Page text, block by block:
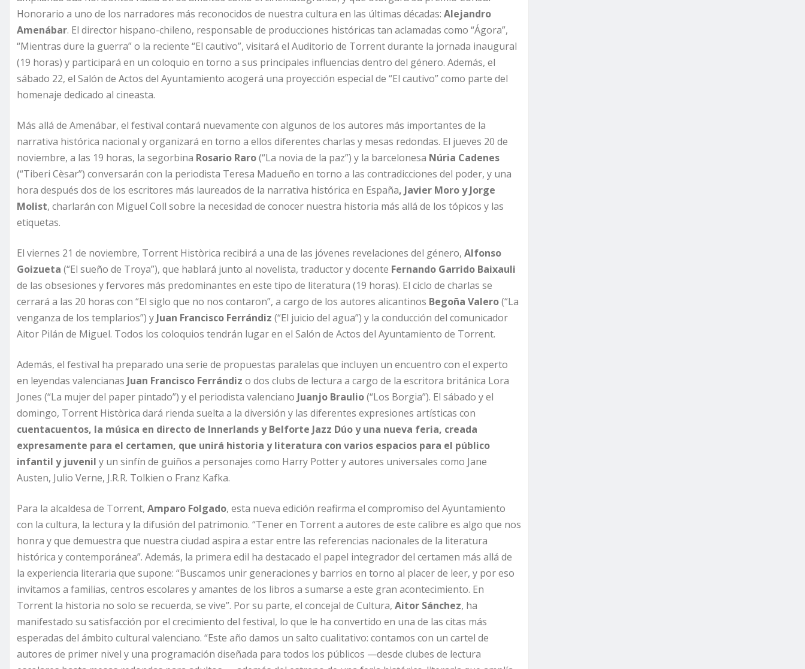
Honorario a uno de los narradores más reconocidos de nuestra cultura en las últimas décadas: Alejandro
Amenábar. El director hispano-chileno, responsable de producciones históricas tan aclamadas como “Ágora”,
“Mientras dure la guerra” o la reciente “El cautivo”, visitará el Auditorio de Torrent durante la jornada inaugural
(19 horas) y participará en un coloquio en torno a sus principales influencias dentro del género. Además, el
sábado 22, el Salón de Actos del Ayuntamiento acogerá una proyección especial de “El cautivo” como parte del
homenaje dedicado al cineasta.
Más allá de Amenábar, el festival contará nuevamente con algunos de los autores más importantes de la
narrativa histórica nacional y organizará en torno a ellos diferentes charlas y mesas redondas. El jueves 20 de
noviembre, a las 19 horas, la segorbina Rosario Raro(“La novia de la paz”) y la barcelonesa Núria Cadenes
(“Tiberi Cèsar”) conversarán con la periodista Teresa Madueño en torno a las contradicciones del poder, y una
hora después dos de los escritores más laureados de la narrativa histórica en España, Javier Moro y Jorge
Molist, charlarán con Miguel Coll sobre la necesidad de conocer nuestra historia más allá de los tópicos y las
etiquetas.
El viernes 21 de noviembre, Torrent Històrica recibirá a una de las jóvenes revelaciones del género, Alfonso
Goizueta (“El sueño de Troya”), que hablará junto al novelista, traductor y docente Fernando Garrido Baixauli
de las obsesiones y fervores más predominantes en este tipo de literatura (19 horas). El ciclo de charlas se
cerrará a las 20 horas con “El siglo que no nos contaron”, a cargo de los autores alicantinos Begoña Valero(“La
venganza de los templarios”) yJuan Francisco Ferrándiz (“El juicio del agua”) y la conducción del comunicador
Aitor Pilán de Miguel. Todos los coloquios tendrán lugar en el Salón de Actos del Ayuntamiento de Torrent.
Además, el festival ha preparado una serie de propuestas paralelas que incluyen un encuentro con el experto
en leyendas valencianas Juan Francisco Ferrándiz o dos clubs de lectura a cargo de la escritora británica Lora
Jones (“La mujer del paper pintado”) y el periodista valenciano Juanjo Braulio(“Los Borgia”). El sábado y el
domingo, Torrent Històrica dará rienda suelta a la diversión y las diferentes expresiones artísticas con
cuentacuentos, la música en directo de Innerlands y Belforte Jazz Dúo y una nueva feria, creada
expresamente para el certamen, que unirá historia y literatura con varios espacios para el público
infantil y juvenil y un sinfín de guiños a personajes como Harry Potter y autores universales como Jane
Austen, Julio Verne, J.R.R. Tolkien o Franz Kafka.
Para la alcaldesa de Torrent, Amparo Folgado, esta nueva edición reafirma el compromiso del Ayuntamiento
con la cultura, la lectura y la difusión del patrimonio. “Tener en Torrent a autores de este calibre es algo que nos
honra y que demuestra que nuestra ciudad aspira a estar entre las referencias nacionales de la literatura
histórica y contemporánea”. Además, la primera edil ha destacado el papel integrador del certamen más allá de
la experiencia literaria que supone: “Buscamos unir generaciones y barrios en torno al placer de leer, y por eso
invitamos a familias, centros escolares y amantes de los libros a sumarse a este gran acontecimiento. En
Torrent la historia no solo se recuerda, se vive”. Por su parte, el concejal de Cultura, Aitor Sánchez, ha
manifestado su satisfacción por el crecimiento del festival, lo que le ha convertido en una de las citas más
esperadas del ámbito cultural valenciano. “Este año damos un salto cualitativo: contamos con un cartel de
autores de primer nivel y una programación diseñada para todos los públicos —desde clubes de lectura